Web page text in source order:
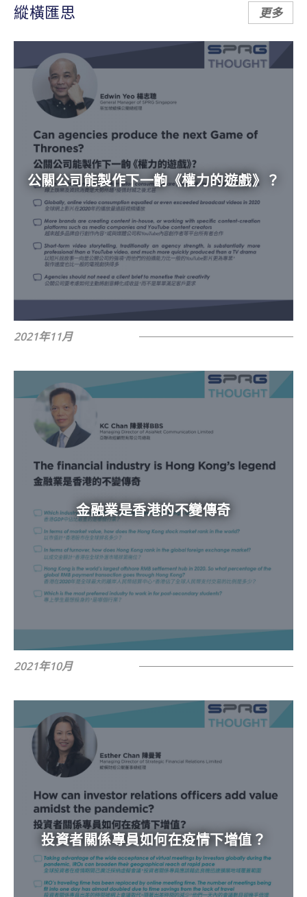
縱橫匯思 更多
公關公司能製作下一齣《權力的遊戲》？
2021年11月
金融業是香港的不變傳奇
2021年10月
投資者關係專員如何在疫情下增值？